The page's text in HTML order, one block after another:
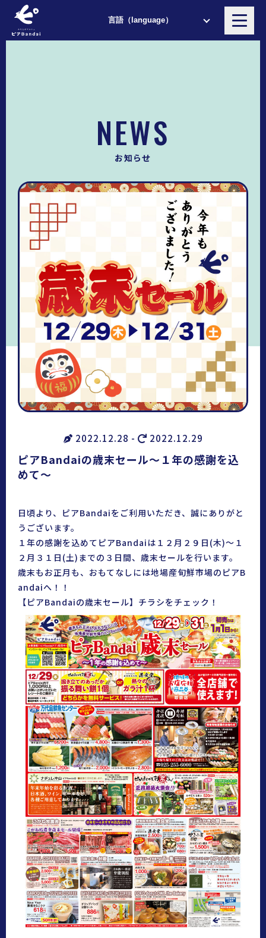
NEWS
お知らせ
2022.12.28 - 2022.12.29
ピアBandaiの歳末セール〜１年の感謝を込
めて〜
日頃より、ピアBandaiをご利用いただき、誠にありがと
うございます。
１年の感謝を込めてピアBandaiは１２月２９日(木)〜１
２月３１日(土)までの３日間、歳末セールを行います。
歳末もお正月も、おもてなしには地場産旬鮮市場のピアB
andaiへ！！
【ピアBandaiの歳末セール】チラシをチェック！